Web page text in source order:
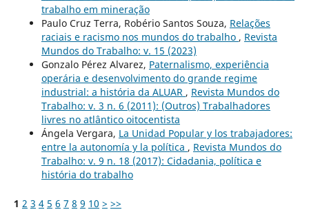
trabalho em mineração
Paulo Cruz Terra, Robério Santos Souza, Relações
raciais e racismo nos mundos do trabalho , Revista
Mundos do Trabalho: v. 15 (2023)
Gonzalo Pérez Alvarez, Paternalismo, experiência
operária e desenvolvimento do grande regime
industrial: a história da ALUAR , Revista Mundos do
Trabalho: v. 3 n. 6 (2011): (Outros) Trabalhadores
livres no atlântico oitocentista
Ángela Vergara, La Unidad Popular y los trabajadores:
entre la autonomía y la política , Revista Mundos do
Trabalho: v. 9 n. 18 (2017): Cidadania, política e
história do trabalho
1 2 3 4 5 6 7 8 9 10 > >>